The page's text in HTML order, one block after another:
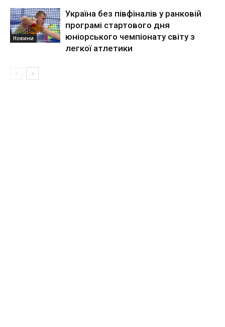
Новини
Україна без півфіналів у ранковій
програмі стартового дня
юніорського чемпіонату світу з
легкої атлетики